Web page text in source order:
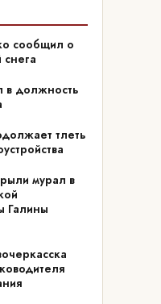
сообщил о
в должность
тлеть
мурал в
Галины